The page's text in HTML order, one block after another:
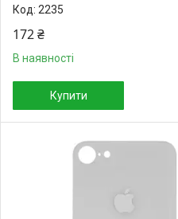
2235
172 ₴
В наявності
Купити